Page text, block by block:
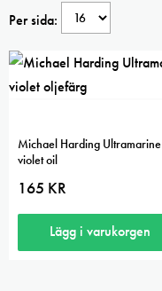
Per sida:
Michael Harding Ultramarine
violet oil
165 KR
Lägg i varukorgen